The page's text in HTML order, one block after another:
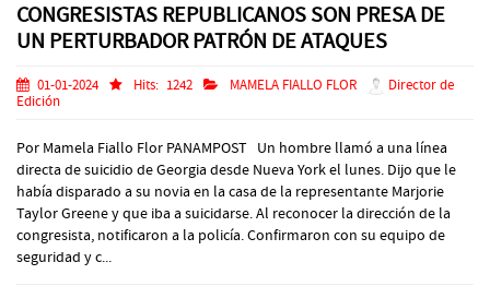
CONGRESISTAS REPUBLICANOS SON PRESA DE
UN PERTURBADOR PATRÓN DE ATAQUES
01-01-2024 Hits: 1242 MAMELA FIALLO FLOR
Director de
Edición
Por Mamela Fiallo Flor PANAMPOST Un hombre llamó a una línea
directa de suicidio de Georgia desde Nueva York el lunes. Dijo que le
había disparado a su novia en la casa de la representante Marjorie
Taylor Greene y que iba a suicidarse. Al reconocer la dirección de la
congresista, notificaron a la policía. Confirmaron con su equipo de
seguridad y c...